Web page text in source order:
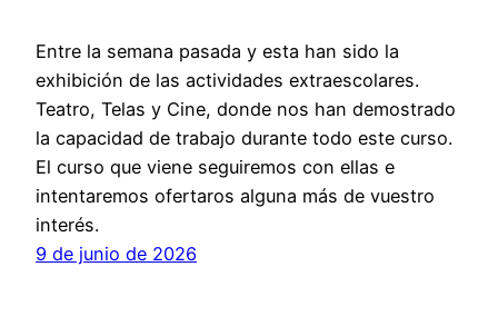
Entre la semana pasada y esta han sido la
exhibición de las actividades extraescolares.
Teatro, Telas y Cine, donde nos han demostrado
la capacidad de trabajo durante todo este curso.
El curso que viene seguiremos con ellas e
intentaremos ofertaros alguna más de vuestro
interés.
9 de junio de 2026